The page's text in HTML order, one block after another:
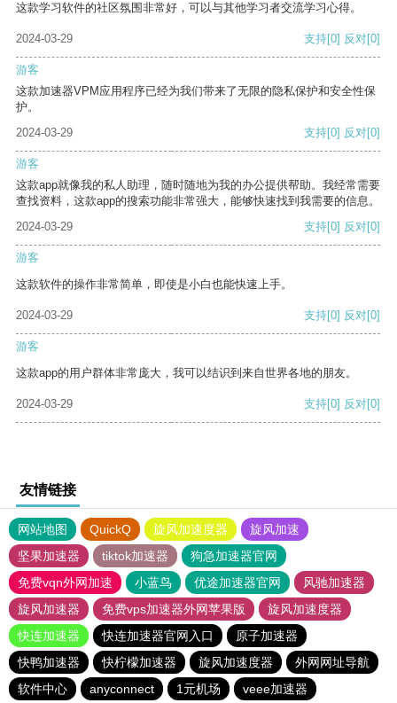
这款学习软件的社区氛围非常好，可以与其他学习者交流学习心得。
2024-03-29 支持[0] 反对[0]
游客
这款加速器VPM应用程序已经为我们带来了无限的隐私保护和安全性保
护。
2024-03-29
支持[0] 反对[0]
游客
这款app就像我的私人助理，随时随地为我的办公提供帮助。我经常需要
查找资料，这款app的搜索功能非常强大，能够快速找到我需要的信息。
2024-03-29
支持[0] 反对[0]
游客
这款软件的操作非常简单，即使是小白也能快速上手。
2024-03-29 支持[0] 反对[0]
游客
这款app的用户群体非常庞大，我可以结识到来自世界各地的朋友。
2024-03-29 支持[0] 反对[0]
友情链接
网站地图 QuickQ 旋风加速度器
旋风加速
坚果加速器
tiktok加速器
狗急加速器官网
免费vqn外网加速
小蓝鸟 优途加速器官网
风驰加速器
旋风加速器
免费vps加速器外网苹果版
旋风加速度器
快连加速器
快连加速器官网入口
原子加速器
快鸭加速器
快柠檬加速器 旋风加速度器
外网网址导航
软件中心
anyconnect 1元机场 veee加速器